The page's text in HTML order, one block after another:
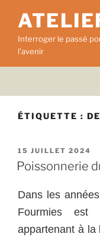
contenu
principal
Interroger le passé
l'avenir
ÉTIQUETTE :
PUBLIÉ
LE
15 JUILLET 2024
Poissonnerie
Dans les
Fourmies est
appartenant à la